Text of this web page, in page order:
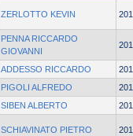
ZERLOTTO KEVIN
PENNA RICCARDO
GIOVANNI
ADDESSO RICCARDO
PIGOLI ALFREDO
SIBEN ALBERTO
SCHIAVINATO PIETRO